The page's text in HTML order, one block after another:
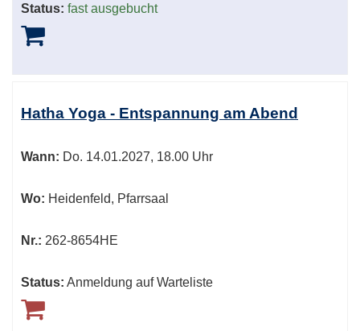
Status: fast ausgebucht
Hatha Yoga - Entspannung am Abend
Wann: Do. 14.01.2027, 18.00 Uhr
Wo: Heidenfeld, Pfarrsaal
Nr.: 262-8654HE
Status: Anmeldung auf Warteliste